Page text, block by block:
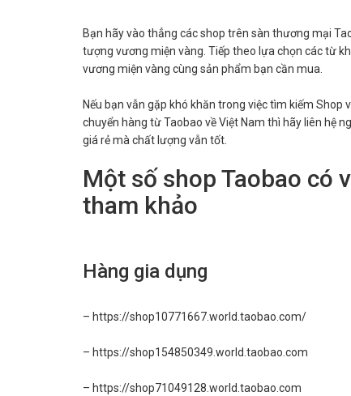
Bạn hãy vào thẳng các shop trên sàn thương mại
tượng vương miện vàng. Tiếp theo lựa chọn các từ
vương miện vàng cùng sản phẩm bạn cần mua.
Nếu bạn vẫn gặp khó khăn trong việc tìm kiếm
chuyển hàng từ Taobao về Việt Nam thì hãy liên hệ
giá rẻ mà chất lượng vẫn tốt.
Một số shop Taobao có
tham khảo
Hàng gia dụng
– https://shop10771667.world.taobao.com/
– https://shop154850349.world.taobao.com
– https://shop71049128.world.taobao.com